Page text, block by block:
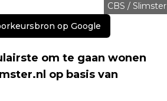
CBS / Slimster
op Google
om te gaan wonen
op basis van